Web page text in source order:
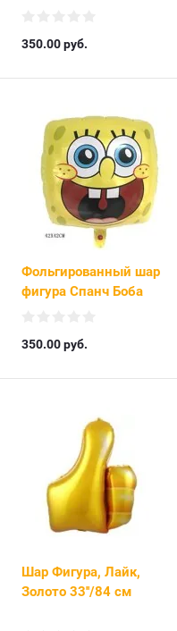
350.00руб.
Фольгированный шар
фигура Спанч Боба
350.00руб.
Шар Фигура, Лайк,
Золото 33''/84 см